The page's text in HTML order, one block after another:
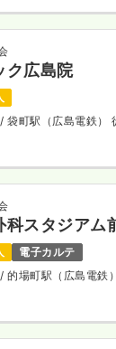
ク広島院
/ 袋町駅（広島電鉄）
科スタジアム
電子カルテ
/ 的場町駅（広島電鉄